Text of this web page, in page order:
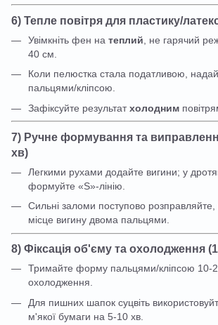
6) Тепле повітря для пластику/
Увімкніть фен на теплий , не гарячий
40 см.
Коли пелюстка стала податливою,
пальцями/кліпсою.
Зафіксуйте результатхолодним
7) Ручне формування та
хв)
Легкими рухами додайте вигини; у
формуйте «S»-лінію.
Сильні заломи поступово
місце вигину двома пальцями.
8) Фіксація об'єму та охолодження
Тримайте форму пальцями/кліпсою 10-
охолодження.
Для пишних шапок суцвіть
м'якої бумаги на 5-10 хв.